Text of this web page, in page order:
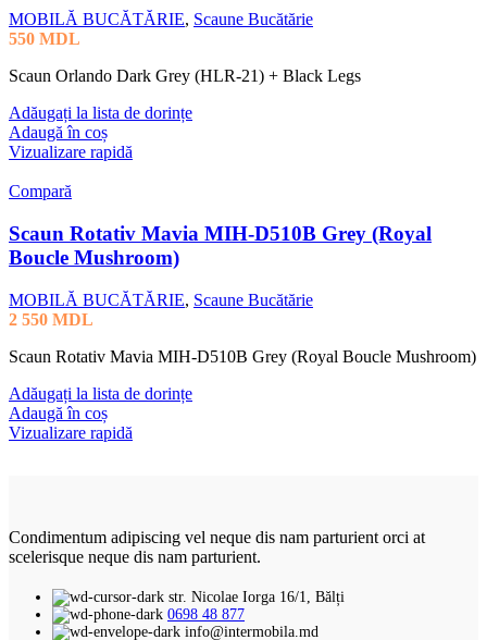
MOBILĂ BUCĂTĂRIE, Scaune Bucătărie
550 MDL
Scaun Orlando Dark Grey (HLR-21) + Black Legs
Adăugați la lista de dorințe
Adaugă în coș
Vizualizare rapidă
Compară
Scaun Rotativ Mavia MIH-D510B Grey (Royal
Boucle Mushroom)
MOBILĂ BUCĂTĂRIE, Scaune Bucătărie
2 550 MDL
Scaun Rotativ Mavia MIH-D510B Grey (Royal Boucle Mushroom)
Adăugați la lista de dorințe
Adaugă în coș
Vizualizare rapidă
Condimentum adipiscing vel neque dis nam parturient orci at
scelerisque neque dis nam parturient.
str. Nicolae Iorga 16/1, Bălți
0698 48 877
info@intermobila.md